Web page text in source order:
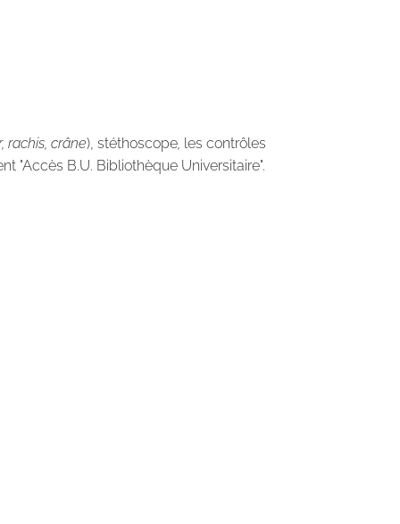
rachis, crâne), stéthoscope, les contrôles
"Accès B.U. Bibliothèque Universitaire".